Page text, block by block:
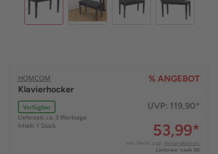
HOMCOM
% ANGEBOT
Klavierhocker
Verfügbar
Lieferzeit: ca. 3 Werktage
Inhalt: 1 Stück
UVP: 119,90*
53,99*
inkl. MwSt. zzgl. Versandkosten:
Lieferbar nach DE